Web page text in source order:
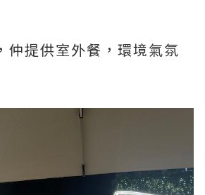
仲提供室外餐，環境氣氛